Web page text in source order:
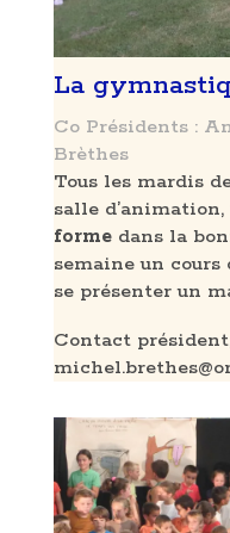
La
Co Présidents :
Brèthes
Tous les mardis
salle d’animation,
formedans la
semaine un
se présenter un
Contact